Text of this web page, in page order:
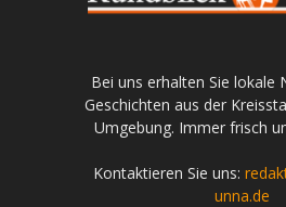
Bei uns erhalten Sie lokale
Geschichten aus der
Umgebung. Immer frisch
Kontaktieren Sie uns:
unna.de